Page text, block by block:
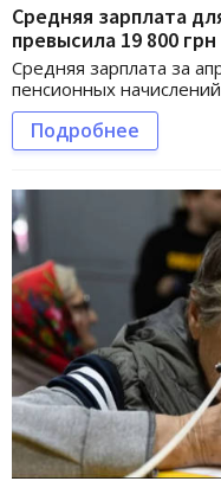
Средняя зарплата
превысила 19 800 грн
Средняя зарплата за
пенсионных начислений
Подробнее